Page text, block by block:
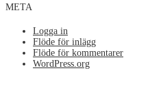
META
Logga in
Flöde för inlägg
Flöde för kommentarer
WordPress.org